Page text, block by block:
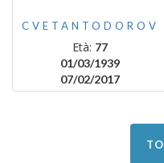
CVETANTODOROV
Età: 77
01/03/1939
07/02/2017